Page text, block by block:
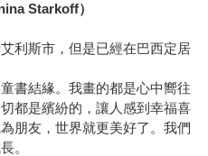
Starkoff）
利斯市，但是已經在巴西定居
書結緣。我畫的都是心中嚮往
都是繽紛的，讓人感到幸福喜
朋友，世界就更美好了。我們
。